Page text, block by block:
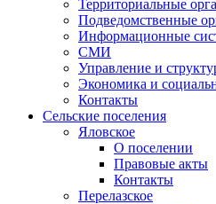
Территориальные
Подведомственные
Информационные
СМИ
Управление и
Экономика и
Контакты
Сельские поселения
Яловское
О поселении
Правовые акты
Контакты
Перелазское